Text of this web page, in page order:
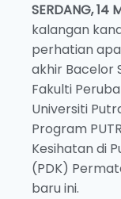
SERDANG, 14
kalangan
perhatian
akhir Bacelor
Fakulti
Universiti
Program
Kesihatan di
(PDK)
baru ini.